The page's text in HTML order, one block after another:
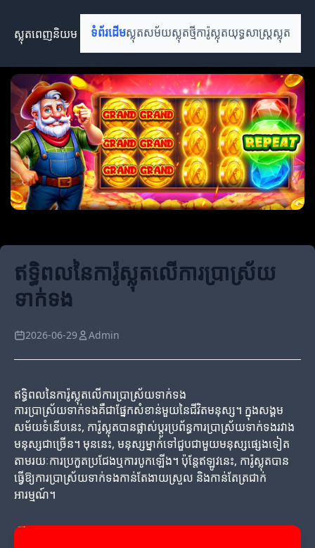
ស្លុតពេញនិយម ទំព័រដើមស្លុតសម័យស្លុតថ្មីការ៉ូស្លុតយុទ្ធសាស្ត្រស្លុត
ឥទ្ធិពលនៃការ៉ូស្លុតលើការប្រាស្រ័យ
ទាក់ទង
2026-06-29 Admin
ឥទ្ធិពលនៃការ៉ូស្លុតលើការប្រាស្រ័យទាក់ទង
ការប្រាស្រ័យទាក់ទងគឺជាផ្នែកសំខាន់មួយនៃជីវិតមនុស្ស។ ក្នុងសង្គម
សម័យទំនើបនេះ, ការ៉ូស្លុតបានផ្លាស់ប្តូរប្រព័ន្ធការប្រាស្រ័យទាក់ទងរវាង
មនុស្សជាច្រើន។ មុននេះ, មនុស្សម្នាក់ទៅជួបជាមួយមនុស្សផ្សេងទៀត
តាមរយៈការប្រកួតប្រជែងឬការបូកឡើង។ ប៉ុន្តែឥឡូវនេះ, ការ៉ូស្លុតបាន
ធ្វើឱ្យការប្រាស្រ័យទាក់ទងកាន់តែងាយស្រួល និងកាន់តែត្រជាក់
អារម្មណ៍។